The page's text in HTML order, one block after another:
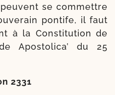
se com­mettre
pon­tife, il faut
à la Constitution de
Apostolica’ du 25
2331